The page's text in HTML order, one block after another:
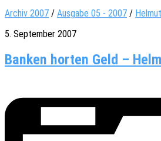
Archiv 2007 / Ausgabe 05 - 2007 /
5. September 2007
Banken horten Geld –